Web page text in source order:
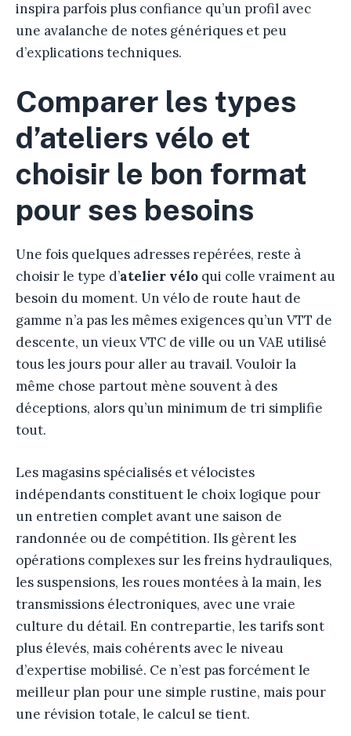
inspira parfois plus confiance qu’un profil avec
une avalanche de notes génériques et peu
d’explications techniques.
Comparer les types
d’ateliers vélo et
choisir le bon format
pour ses besoins
Une fois quelques adresses repérées, reste à
choisir le type d’atelier vélo qui colle vraiment au
besoin du moment. Un vélo de route haut de
gamme n’a pas les mêmes exigences qu’un VTT de
descente, un vieux VTC de ville ou un VAE utilisé
tous les jours pour aller au travail. Vouloir la
même chose partout mène souvent à des
déceptions, alors qu’un minimum de tri simplifie
tout.
Les magasins spécialisés et vélocistes
indépendants constituent le choix logique pour
un entretien complet avant une saison de
randonnée ou de compétition. Ils gèrent les
opérations complexes sur les freins hydrauliques,
les suspensions, les roues montées à la main, les
transmissions électroniques, avec une vraie
culture du détail. En contrepartie, les tarifs sont
plus élevés, mais cohérents avec le niveau
d’expertise mobilisé. Ce n’est pas forcément le
meilleur plan pour une simple rustine, mais pour
une révision totale, le calcul se tient.